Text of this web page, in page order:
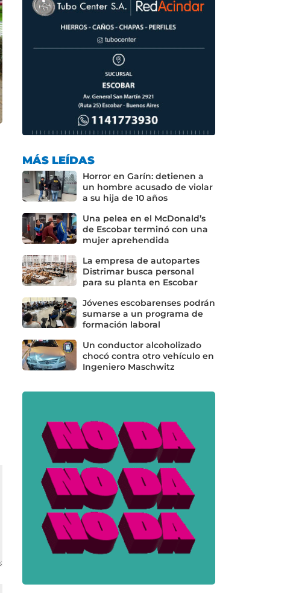
MÁS LEÍDAS
Horror en Garín: detienen a
un hombre acusado de violar
a su hija de 10 años
Una pelea en el McDonald’s
de Escobar terminó con una
mujer aprehendida
La empresa de autopartes
Distrimar busca personal
para su planta en Escobar
Jóvenes escobarenses podrán
sumarse a un programa de
formación laboral
Un conductor alcoholizado
chocó contra otro vehículo en
Ingeniero Maschwitz